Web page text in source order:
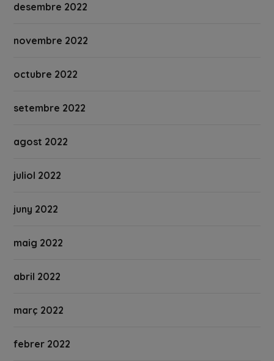
desembre 2022
novembre 2022
octubre 2022
setembre 2022
agost 2022
juliol 2022
juny 2022
maig 2022
abril 2022
març 2022
febrer 2022